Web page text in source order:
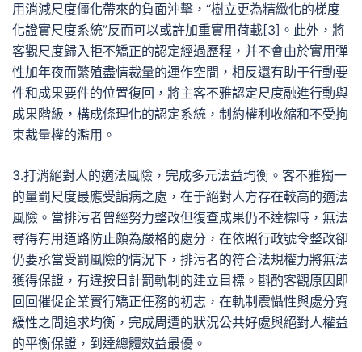
用消減尺度僵化帶來的負面沖擊，“樹立更為精緻化的梯度
化證實尺度系統”反而可以或許加重實用荷載[3]。此外，將
客觀尺度歸入拒不矯正的認定經過歷程，并不會由於實用彈
性加年夜而繁殖盡情裁量的運作空間，相反還有助于行動要
件和成果要件的位置復回，將主客不雅認定尺度融進行動與
成果階級，構成條理化的認定系統，制約權利收縮和不受拘
束裁量權的濫用。
3.打消絕對人的適法風險，完成多元法益均衡。客不雅獨一
的量罰尺度最應受詬病之處，在于絕對人方存在較高的適法
風險。當排污者曾經努力整改但復查成果仍不達標時，無法
尋得有用道路防止頗為嚴格的處分，在依照行政號令整改卻
仍要承當受罰風險的情況下，排污者的符合法規權力將無法
獲得保證，有違按日計罰軌制的建立目標。斟酌客觀原因即
回回催促企業實行矯正任務的初志，在軌制震懾性與處分寬
緩性之間追求均衡，完成周遭的狀況公共好處與絕對人權益
的平衡保證，到達總體效益最優。